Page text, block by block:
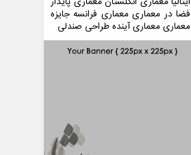
فضا در معماری معماری فرانسه جایزه
معماریمعماری آیندهطراحی صندلی